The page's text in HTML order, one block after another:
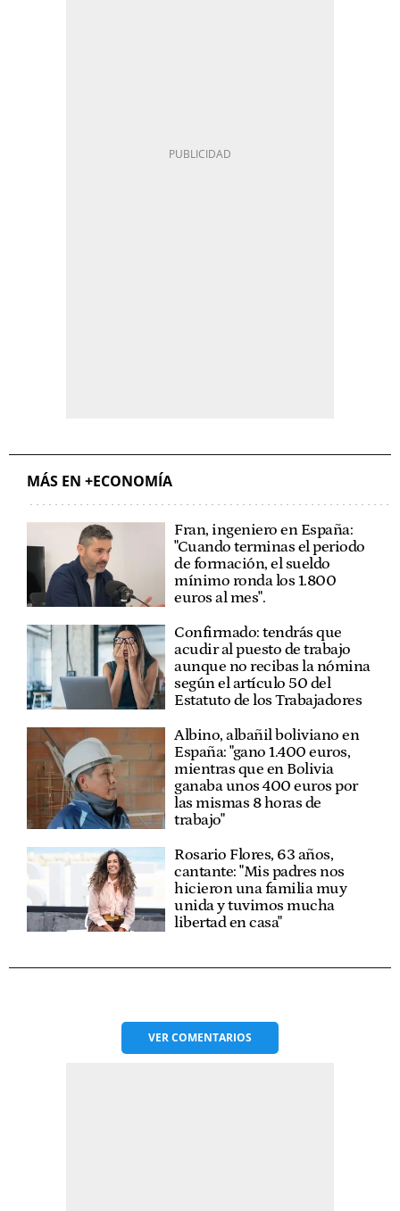
MÁS EN +ECONOMÍA
Fran, ingeniero en España:
"Cuando terminas el periodo
de formación, el sueldo
mínimo ronda los 1.800
euros al mes".
Confirmado: tendrás que
acudir al puesto de trabajo
aunque no recibas la nómina
según el artículo 50 del
Estatuto de los Trabajadores
Albino, albañil boliviano en
España: "gano 1.400 euros,
mientras que en Bolivia
ganaba unos 400 euros por
las mismas 8 horas de
trabajo"
Rosario Flores, 63 años,
cantante: "Mis padres nos
hicieron una familia muy
unida y tuvimos mucha
libertad en casa"
VERCOMENTARIOS